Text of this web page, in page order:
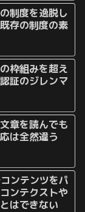
制度を逸脱し
存の制度の素
枠組みを超え
証のジレンマ
章を読んでも
は全然違う
ンテンツをパ
ンテクストや
はできない